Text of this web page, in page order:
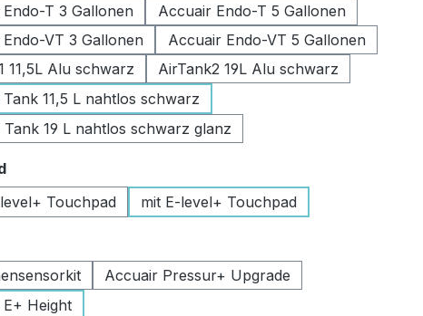
T 3 Gallonen
Accuair Endo-T 5 Gallonen
VT 3 Gallonen
Accuair Endo-VT 5 Gallonen
11,5L Alu schwarz
AirTank2 19L Alu schwarz
Tank 11,5 L nahtlos schwarz
Tank 19 L nahtlos schwarz glanz
auswählen
Touchpad
mit E-level+ Touchpad
Accuair Pressur+ Upgrade
Height